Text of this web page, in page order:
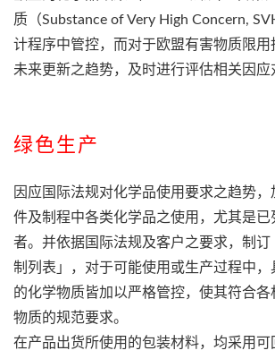
质（Substance of Very High Concern,
计程序中管控，而对于欧盟有害物质限用
未来更新之趋势，及时进行评估相关因应
绿色生产
因应国际法规对化学品使用要求之趋势，
件及制程中各类化学品之使用，尤其是
者。并依据国际法规及客户之要求，制订
制列表」，对于可能使用或生产过程中
的化学物质皆加以严格管控，使其符合
物质的规范要求。
在产品出货所使用的包装材料，均采用